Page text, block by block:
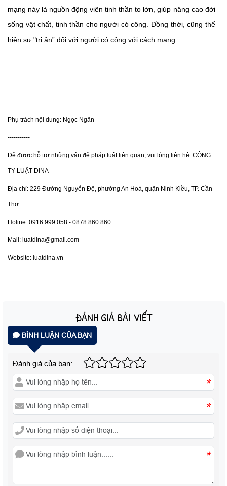
mạng này là nguồn động viên tinh thần to lớn, giúp nâng cao đời
sống vật chất, tinh thần cho người có công. Đồng thời, cũng thể
hiện sự "tri ân” đối với người có công với cách mạng.
Phụ trách nội dung: Ngọc Ngân
-----------
Để được hỗ trợ những vấn đề pháp luật liên quan, vui lòng liên hệ: CÔNG
TY LUẬT DINA
Địa chỉ: 229 Đường Nguyễn Đệ, phường An Hoà, quận Ninh Kiều, TP. Cần
Thơ
Holine: 0916.999.058 - 0878.860.860
Mail: luatdina@gmail.com
Website: luatdina.vn
ĐÁNH GIÁ BÀI VIẾT
BÌNH LUẬN CỦA BẠN
Đánh giá của bạn:
*
*
*